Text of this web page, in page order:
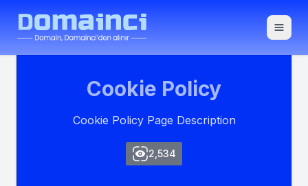
Cookie Policy
Cookie Policy Page Description
2,534